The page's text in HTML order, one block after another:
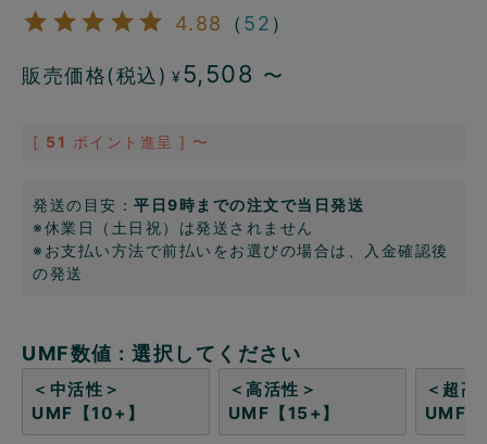
4.88 （ 52 ）
販売価格(税込) ¥ 5,508 〜
[ 51 ポイント進呈 ] 〜
発送の目安： 平日9時までの注文で当日発送
※休業日（土日祝）は発送されません
※お支払い方法で前払いをお選びの場合は、入金確認後
の発送
UMF数値 選択してください
＜中活性＞
UMF【10+】
＜高活性＞
UMF【15+】
＜超高
UMF